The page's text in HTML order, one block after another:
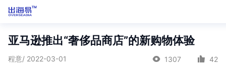
亚马逊推出“奢侈品商店”的新购物体验
程意/ 2022-03-01 1307 42